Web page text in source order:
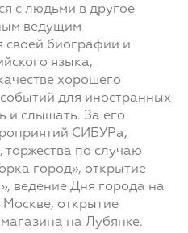
с людьми в другое
ведущим
cвоей биографии и
языка,
хорошего
для иностранных
и слышать. За его
СИБУРа,
торжества по случаю
город», открытие
ведение Дня города на
открытие
на Лубянке.